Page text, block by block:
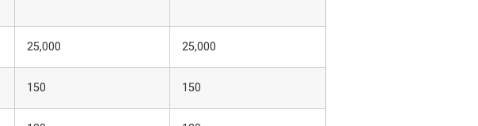
25,000 25,000
150 150